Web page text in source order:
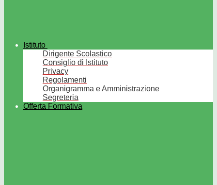
Istituto
Dirigente Scolastico
Consiglio di Istituto
Privacy
Regolamenti
Organigramma e Amministrazione
Segreteria
Offerta Formativa